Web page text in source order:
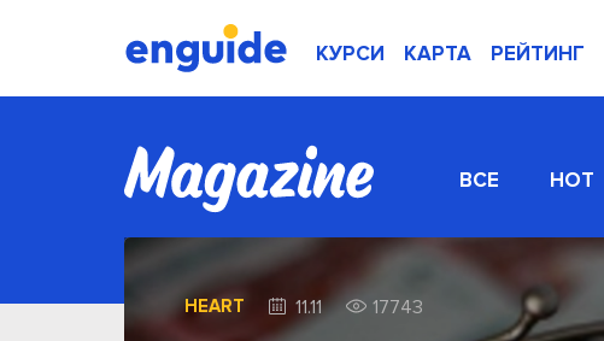
КУРСИ КАРТА РЕЙТИНГ
ВСЕ HOT
HEART 11.11 17743